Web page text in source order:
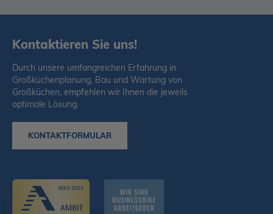
Kontaktieren Sie uns!
Durch unsere umfangreichen Erfahrung in
Großküchenplanung, Bau und Wartung von
Großküchen, empfehlen wir Ihnen die jeweils
optimale Lösung.
KONTAKTFORMULAR